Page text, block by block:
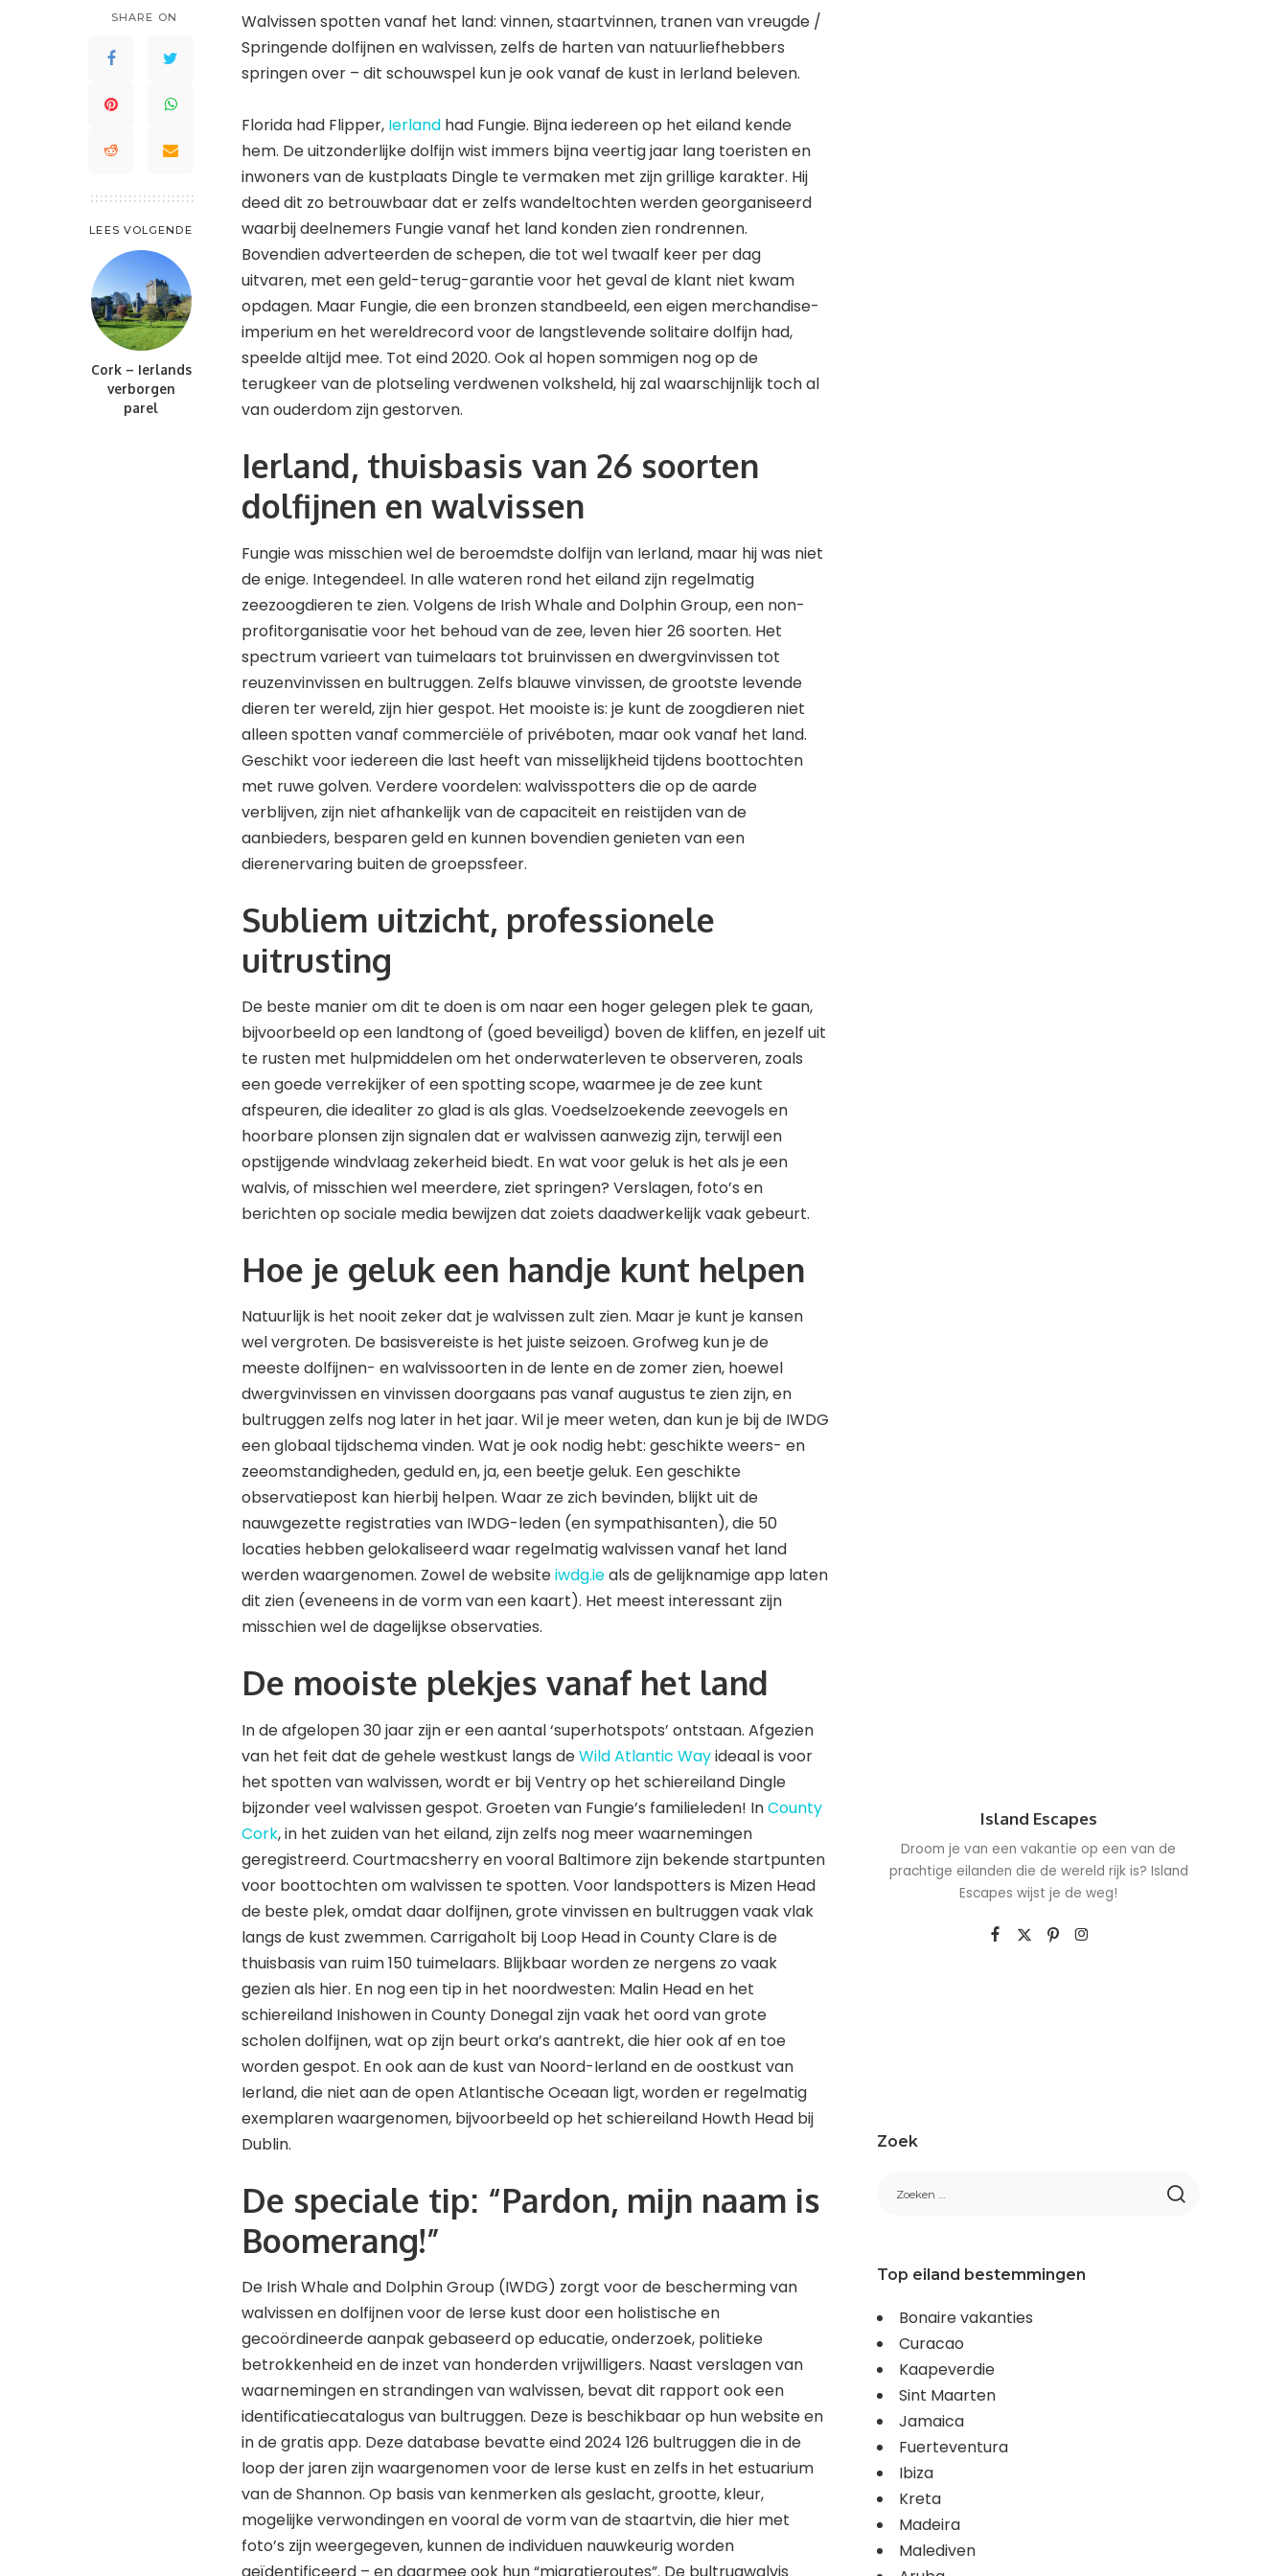
Saint Lucia
Saint-Barthélemy
St. Maarten en St. Martin
Trinidad en Tobago
Turks- en Caicoseilanden
Waddeneilanden
Turks- en Caicoseilanden
SHARE ON
LEES VOLGENDE
Cork – Ierlands
verborgen
parel
Walvissen spotten vanaf het land: vinnen, staartvinnen, tranen van vreugde /
Springende dolfijnen en walvissen, zelfs de harten van natuurliefhebbers
springen over – dit schouwspel kun je ook vanaf de kust in Ierland beleven.
Florida had Flipper, Ierland had Fungie. Bijna iedereen op het eiland kende
hem. De uitzonderlijke dolfijn wist immers bijna veertig jaar lang toeristen en
inwoners van de kustplaats Dingle te vermaken met zijn grillige karakter. Hij
deed dit zo betrouwbaar dat er zelfs wandeltochten werden georganiseerd
waarbij deelnemers Fungie vanaf het land konden zien rondrennen.
Bovendien adverteerden de schepen, die tot wel twaalf keer per dag
uitvaren, met een geld-terug-garantie voor het geval de klant niet kwam
opdagen. Maar Fungie, die een bronzen standbeeld, een eigen merchandise-
imperium en het wereldrecord voor de langstlevende solitaire dolfijn had,
speelde altijd mee. Tot eind 2020. Ook al hopen sommigen nog op de
terugkeer van de plotseling verdwenen volksheld, hij zal waarschijnlijk toch al
van ouderdom zijn gestorven.
Ierland, thuisbasis van 26 soorten
dolfijnen en walvissen
Fungie was misschien wel de beroemdste dolfijn van Ierland, maar hij was niet
de enige. Integendeel. In alle wateren rond het eiland zijn regelmatig
zeezoogdieren te zien. Volgens de Irish Whale and Dolphin Group, een non-
profitorganisatie voor het behoud van de zee, leven hier 26 soorten. Het
spectrum varieert van tuimelaars tot bruinvissen en dwergvinvissen tot
reuzenvinvissen en bultruggen. Zelfs blauwe vinvissen, de grootste levende
dieren ter wereld, zijn hier gespot. Het mooiste is: je kunt de zoogdieren niet
alleen spotten vanaf commerciële of privéboten, maar ook vanaf het land.
Geschikt voor iedereen die last heeft van misselijkheid tijdens boottochten
met ruwe golven. Verdere voordelen: walvisspotters die op de aarde
verblijven, zijn niet afhankelijk van de capaciteit en reistijden van de
aanbieders, besparen geld en kunnen bovendien genieten van een
dierenervaring buiten de groepssfeer.
Subliem uitzicht, professionele
uitrusting
De beste manier om dit te doen is om naar een hoger gelegen plek te gaan,
bijvoorbeeld op een landtong of (goed beveiligd) boven de kliffen, en jezelf uit
te rusten met hulpmiddelen om het onderwaterleven te observeren, zoals
een goede verrekijker of een spotting scope, waarmee je de zee kunt
afspeuren, die idealiter zo glad is als glas. Voedselzoekende zeevogels en
hoorbare plonsen zijn signalen dat er walvissen aanwezig zijn, terwijl een
opstijgende windvlaag zekerheid biedt. En wat voor geluk is het als je een
walvis, of misschien wel meerdere, ziet springen? Verslagen, foto’s en
berichten op sociale media bewijzen dat zoiets daadwerkelijk vaak gebeurt.
Hoe je geluk een handje kunt helpen
Natuurlijk is het nooit zeker dat je walvissen zult zien. Maar je kunt je kansen
wel vergroten. De basisvereiste is het juiste seizoen. Grofweg kun je de
meeste dolfijnen- en walvissoorten in de lente en de zomer zien, hoewel
dwergvinvissen en vinvissen doorgaans pas vanaf augustus te zien zijn, en
bultruggen zelfs nog later in het jaar. Wil je meer weten, dan kun je bij de IWDG
een globaal tijdschema vinden. Wat je ook nodig hebt: geschikte weers- en
zeeomstandigheden, geduld en, ja, een beetje geluk. Een geschikte
observatiepost kan hierbij helpen. Waar ze zich bevinden, blijkt uit de
nauwgezette registraties van IWDG-leden (en sympathisanten), die 50
locaties hebben gelokaliseerd waar regelmatig walvissen vanaf het land
werden waargenomen. Zowel de websiteiwdg.ieals de gelijknamige app laten
dit zien (eveneens in de vorm van een kaart). Het meest interessant zijn
misschien wel de dagelijkse observaties.
De mooiste plekjes vanaf het land
In de afgelopen 30 jaar zijn er een aantal ‘superhotspots’ ontstaan. Afgezien
van het feit dat de gehele westkust langs deWild Atlantic Wayideaal is voor
het spotten van walvissen, wordt er bij Ventry op het schiereiland Dingle
bijzonder veel walvissen gespot. Groeten van Fungie’s familieleden! InCounty
Cork, in het zuiden van het eiland, zijn zelfs nog meer waarnemingen
geregistreerd. Courtmacsherry en vooral Baltimore zijn bekende startpunten
voor boottochten om walvissen te spotten. Voor landspotters is Mizen Head
de beste plek, omdat daar dolfijnen, grote vinvissen en bultruggen vaak vlak
langs de kust zwemmen. Carrigaholt bij Loop Head in County Clare is de
thuisbasis van ruim 150 tuimelaars. Blijkbaar worden ze nergens zo vaak
gezien als hier. En nog een tip in het noordwesten: Malin Head en het
schiereiland Inishowen in County Donegal zijn vaak het oord van grote
scholen dolfijnen, wat op zijn beurt orka’s aantrekt, die hier ook af en toe
worden gespot. En ook aan de kust van Noord-Ierland en de oostkust van
Ierland, die niet aan de open Atlantische Oceaan ligt, worden er regelmatig
exemplaren waargenomen, bijvoorbeeld op het schiereiland Howth Head bij
Dublin.
De speciale tip: “Pardon, mijn naam is
Boomerang!”
De Irish Whale and Dolphin Group (IWDG) zorgt voor de bescherming van
walvissen en dolfijnen voor de Ierse kust door een holistische en
gecoördineerde aanpak gebaseerd op educatie, onderzoek, politieke
betrokkenheid en de inzet van honderden vrijwilligers. Naast verslagen van
waarnemingen en strandingen van walvissen, bevat dit rapport ook een
identificatiecatalogus van bultruggen. Deze is beschikbaar op hun website en
in de gratis app. Deze database bevatte eind 2024 126 bultruggen die in de
loop der jaren zijn waargenomen voor de Ierse kust en zelfs in het estuarium
van de Shannon. Op basis van kenmerken als geslacht, grootte, kleur,
mogelijke verwondingen en vooral de vorm van de staartvin, die hier met
foto’s zijn weergegeven, kunnen de individuen nauwkeurig worden
Island Escapes
Droom je van een vakantie op een van de
prachtige eilanden die de wereld rijk is? Island
Escapes wijst je de weg!
Zoek
Top eiland bestemmingen
Bonaire vakanties
Curacao
Kaapeverdie
Sint Maarten
Jamaica
Fuerteventura
Ibiza
Kreta
Madeira
Malediven